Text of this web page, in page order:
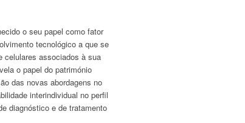
o seu papel como fator
tecnológico a que se
celulares associados à sua
o papel do património
das novas abordagens no
interindividual no perfil
diagnóstico e de tratamento